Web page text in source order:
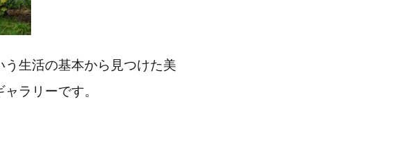
生活の基本から見つけた美
ラリーです。